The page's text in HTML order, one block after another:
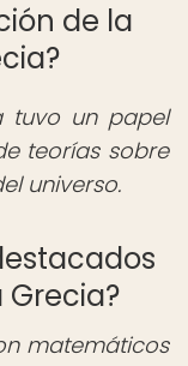
de la
tuvo un papel
teorías sobre
universo.
matemáticos